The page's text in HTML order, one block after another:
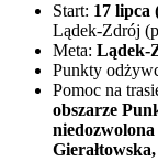
Start: 17 lipca
Lądek-Zdrój
Meta: Lądek-
Punkty
Pomoc na
obszarze